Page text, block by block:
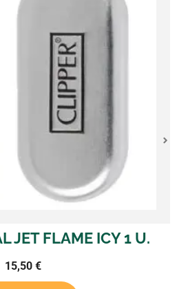
JET FLAME ICY 1 U.
15,50 €